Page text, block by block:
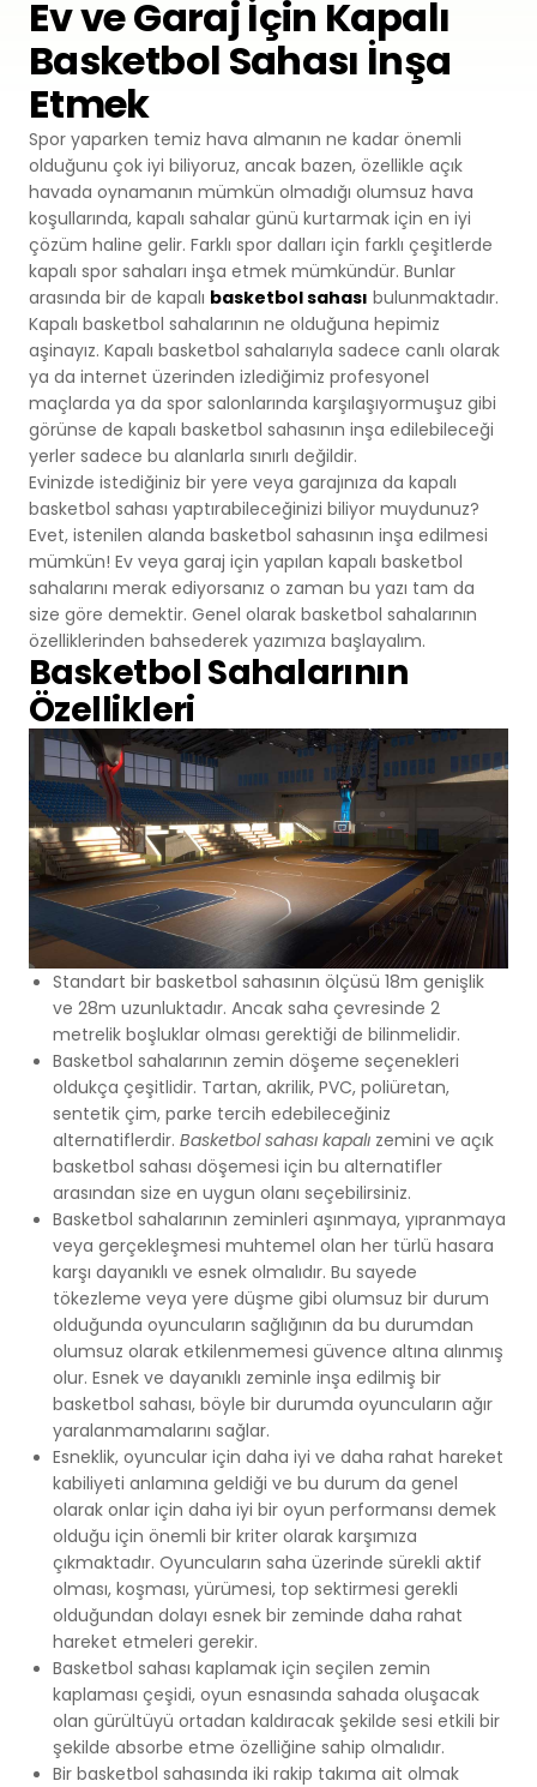
Atletizm Pistleri
Padel Kortları
Padel Kulüpler
Padbol Kortları
Pickleball Kortları
Tenis Kortları
Squash Kortları
Çelik Tribünler
Basketbol Salonları
Voleybol Sahaları
Hentbol Sahaları
Çok Amaçlı Sahalar
Hokey Sahaları
Beyzbol Sahaları
Ragbi Sahaları
Badminton Kortları
Futsal Sahaları
Kriket Sahaları
Amerikan Futbolu
Kapalı Minder Sporları
Hipodromlar
Premium
Monoturf
PowerGrass
DuoGrass
Non-Infill
Padel Çimi
Tenis Çimi
Golf Çimi
Hibrit Çim
Doğal Çim
Sprey Kaplama
Full PU Sistem
PU Sistem
Spor Parke
Spor PVC Sistem
Akrilik Kaplama
Modüler Kauçuk
SBR
Drenajlı Shockpad
PE Shockpad
Silis Kumu
Ev ve Garaj İçin Kapalı
Basketbol Sahası İnşa
Etmek
Spor yaparken temiz hava almanın ne kadar önemli
olduğunu çok iyi biliyoruz, ancak bazen, özellikle açık
havada oynamanın mümkün olmadığı olumsuz hava
koşullarında, kapalı sahalar günü kurtarmak için en iyi
çözüm haline gelir. Farklı spor dalları için farklı çeşitlerde
kapalı spor sahaları inşa etmek mümkündür. Bunlar
arasında bir de kapalı basketbol sahası bulunmaktadır.
Kapalı basketbol sahalarının ne olduğuna hepimiz
aşinayız. Kapalı basketbol sahalarıyla sadece canlı olarak
ya da internet üzerinden izlediğimiz profesyonel
maçlarda ya da spor salonlarında karşılaşıyormuşuz gibi
görünse de kapalı basketbol sahasının inşa edilebileceği
yerler sadece bu alanlarla sınırlı değildir.
Evinizde istediğiniz bir yere veya garajınıza da kapalı
basketbol sahası yaptırabileceğinizi biliyor muydunuz?
Evet, istenilen alanda basketbol sahasının inşa edilmesi
mümkün! Ev veya garaj için yapılan kapalı basketbol
sahalarını merak ediyorsanız o zaman bu yazı tam da
size göre demektir. Genel olarak basketbol sahalarının
özelliklerinden bahsederek yazımıza başlayalım.
Basketbol Sahalarının
Özellikleri
Standart bir basketbol sahasının ölçüsü 18m genişlik
ve 28m uzunluktadır. Ancak saha çevresinde 2
metrelik boşluklar olması gerektiği de bilinmelidir.
Basketbol sahalarının zemin döşeme seçenekleri
oldukça çeşitlidir. Tartan, akrilik, PVC, poliüretan,
sentetik çim, parke tercih edebileceğiniz
alternatiflerdir. Basketbol sahası kapalı zemini ve açık
basketbol sahası döşemesi için bu alternatifler
arasından size en uygun olanı seçebilirsiniz.
Basketbol sahalarının zeminleri aşınmaya, yıpranmaya
veya gerçekleşmesi muhtemel olan her türlü hasara
karşı dayanıklı ve esnek olmalıdır. Bu sayede
tökezleme veya yere düşme gibi olumsuz bir durum
olduğunda oyuncuların sağlığının da bu durumdan
olumsuz olarak etkilenmemesi güvence altına alınmış
olur. Esnek ve dayanıklı zeminle inşa edilmiş bir
basketbol sahası, böyle bir durumda oyuncuların ağır
yaralanmamalarını sağlar.
Esneklik, oyuncular için daha iyi ve daha rahat hareket
kabiliyeti anlamına geldiği ve bu durum da genel
olarak onlar için daha iyi bir oyun performansı demek
olduğu için önemli bir kriter olarak karşımıza
çıkmaktadır. Oyuncuların saha üzerinde sürekli aktif
olması, koşması, yürümesi, top sektirmesi gerekli
olduğundan dolayı esnek bir zeminde daha rahat
hareket etmeleri gerekir.
Basketbol sahası kaplamak için seçilen zemin
kaplaması çeşidi, oyun esnasında sahada oluşacak
olan gürültüyü ortadan kaldıracak şekilde sesi etkili bir
şekilde absorbe etme özelliğine sahip olmalıdır.
Bir basketbol sahasında iki rakip takıma ait olmak